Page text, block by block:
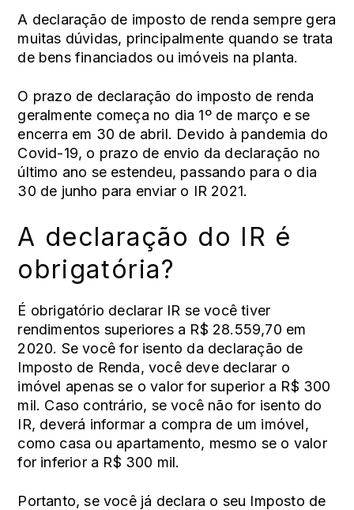
A declaração de imposto de renda sempre gera
muitas dúvidas, principalmente quando se trata
de bens financiados ou imóveis na planta.
O prazo de declaração do imposto de renda
geralmente começa no dia 1º de março e se
encerra em 30 de abril. Devido à pandemia do
Covid-19, o prazo de envio da declaração no
último ano se estendeu, passando para o dia
30 de junho para enviar o IR 2021.
A declaração do IR é
obrigatória?
É obrigatório declarar IR se você tiver
rendimentos superiores a R$ 28.559,70 em
2020. Se você for isento da declaração de
Imposto de Renda, você deve declarar o
imóvel apenas se o valor for superior a R$ 300
mil. Caso contrário, se você não for isento do
IR, deverá informar a compra de um imóvel,
como casa ou apartamento, mesmo se o valor
for inferior a R$ 300 mil.
Portanto, se você já declara o seu Imposto de